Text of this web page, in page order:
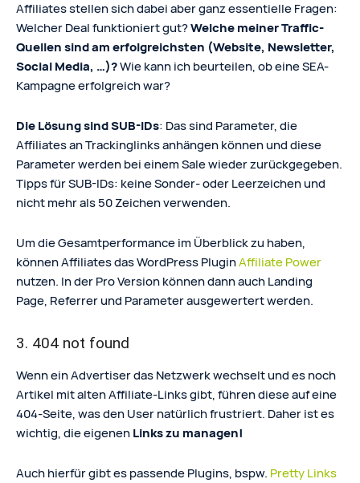
Affiliates stellen sich dabei aber ganz essentielle Fragen:
Welcher Deal funktioniert gut?Welche meiner Traffic-
Quellen sind am erfolgreichsten (Website, Newsletter,
Social Media, …)?Wie kann ich beurteilen, ob eine SEA-
Kampagne erfolgreich war?
Die Lösung sind SUB-IDs: Das sind Parameter, die
Affiliates an Trackinglinks anhängen können und diese
Parameter werden bei einem Sale wieder zurückgegeben.
Tipps für SUB-IDs: keine Sonder- oder Leerzeichen und
nicht mehr als 50 Zeichen verwenden.
Um die Gesamtperformance im Überblick zu haben,
können Affiliates das WordPress PluginAffiliate Power
nutzen. In der Pro Version können dann auch Landing
Page, Referrer und Parameter ausgewertert werden.
3. 404 not found
Wenn ein Advertiser das Netzwerk wechselt und es noch
Artikel mit alten Affiliate-Links gibt, führen diese auf eine
404-Seite, was den User natürlich frustriert. Daher ist es
wichtig, die eigenenLinks zu managen!
Auch hierfür gibt es passende Plugins, bspw. Pretty Links